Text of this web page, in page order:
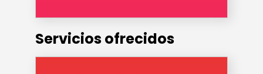
Servicios ofrecidos